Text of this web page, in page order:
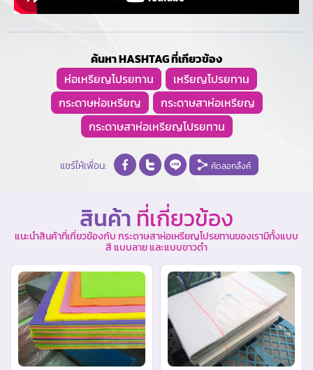
ค้นหา HASHTAG ที่เกียวข้อง
ห่อเหรียญโปรยทาน
เหรียญโปรยทาน
กระดาษห่อเหรียญ
กระดาษสาห่อเหรียญ
กระดาษสาห่อเหรียญโปรยทาน
แชร์ให้เพื่อน: คัดลอกลิ้งค์
สินค้า ที่เกี่ยวข้อง
แนะนำสินค้าที่เกี่ยวข้องกับ กระดาษสาห่อเหรียญโปรยทานของเรามีทั้งแบบ
สี แบบลาย และแบบขาวดำ